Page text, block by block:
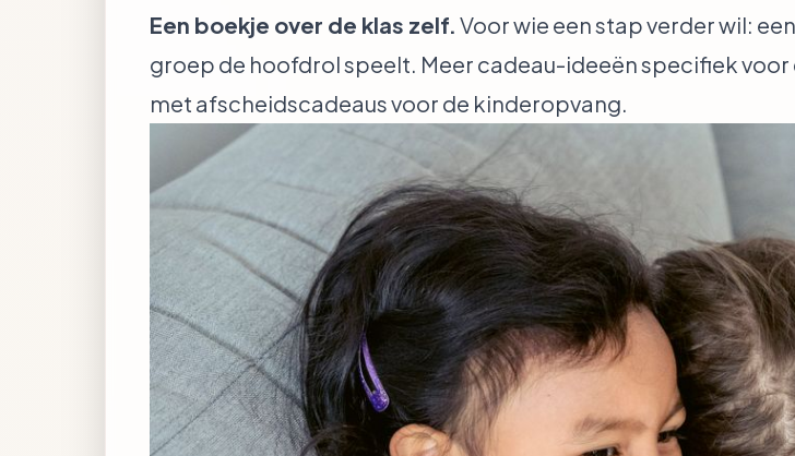
Een boekje over de klas zelf. Voor wie een stap verder wil:
groep de hoofdrol speelt. Meer cadeau-ideeën specifiek
met afscheidscadeaus voor de kinderopvang.